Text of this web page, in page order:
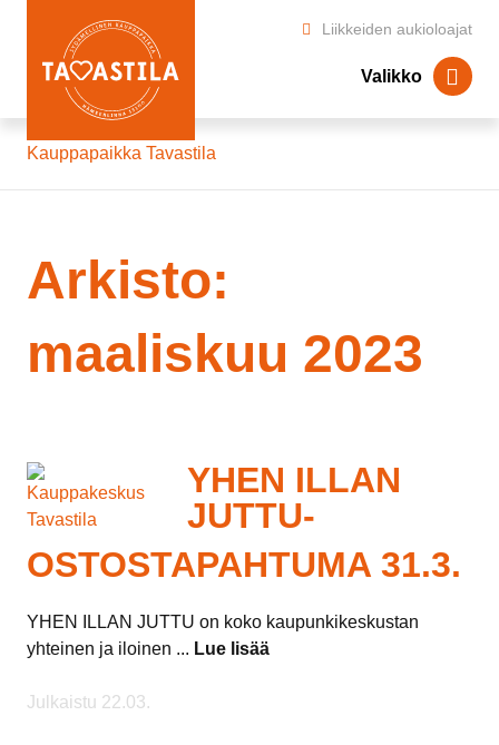
Liikkeiden aukioloajat
Valikko
Kauppapaikka Tavastila
Arkisto:
maaliskuu 2023
YHEN ILLAN
JUTTU-
OSTOSTAPAHTUMA 31.3.
YHEN ILLAN JUTTU on koko kaupunkikeskustan
yhteinen ja iloinen ... Lue lisää
Julkaistu 22.03.